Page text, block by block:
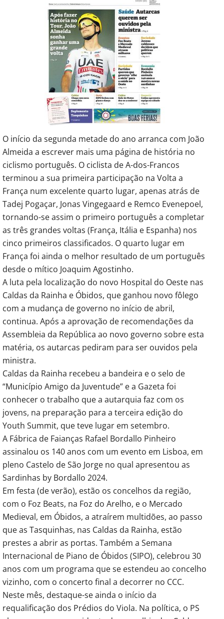
O início da segunda metade do ano arranca com João
Almeida a escrever mais uma página de história no
ciclismo português. O ciclista de A-dos-Francos
terminou a sua primeira participação na Volta a
França num excelente quarto lugar, apenas atrás de
Tadej Pogaçar, Jonas Vingegaard e Remco Evenepoel,
tornando-se assim o primeiro português a completar
as três grandes voltas (França, Itália e Espanha) nos
cinco primeiros classificados. O quarto lugar em
França foi ainda o melhor resultado de um português
desde o mítico Joaquim Agostinho.
A luta pela localização do novo Hospital do Oeste nas
Caldas da Rainha e Óbidos, que ganhou novo fôlego
com a mudança de governo no início de abril,
continua. Após a aprovação de recomendações da
Assembleia da República ao novo governo sobre esta
matéria, os autarcas pediram para ser ouvidos pela
ministra.
Caldas da Rainha recebeu a bandeira e o selo de
“Município Amigo da Juventude” e a Gazeta foi
conhecer o trabalho que a autarquia faz com os
jovens, na preparação para a terceira edição do
Youth Summit, que teve lugar em setembro.
A Fábrica de Faianças Rafael Bordallo Pinheiro
assinalou os 140 anos com um evento em Lisboa, em
pleno Castelo de São Jorge no qual apresentou as
Sardinhas by Bordallo 2024.
Em festa (de verão), estão os concelhos da região,
com o Foz Beats, na Foz do Arelho, e o Mercado
Medieval, em Óbidos, a atraírem multidões, ao passo
que as Tasquinhas, nas Caldas da Rainha, estão
prestes a abrir as portas. Também a Semana
Internacional de Piano de Óbidos (SIPO), celebrou 30
anos com um programa que se estendeu ao concelho
vizinho, com o concerto final a decorrer no CCC.
Neste mês, destaque-se ainda o início da
requalificação dos Prédios do Viola. Na política, o PS